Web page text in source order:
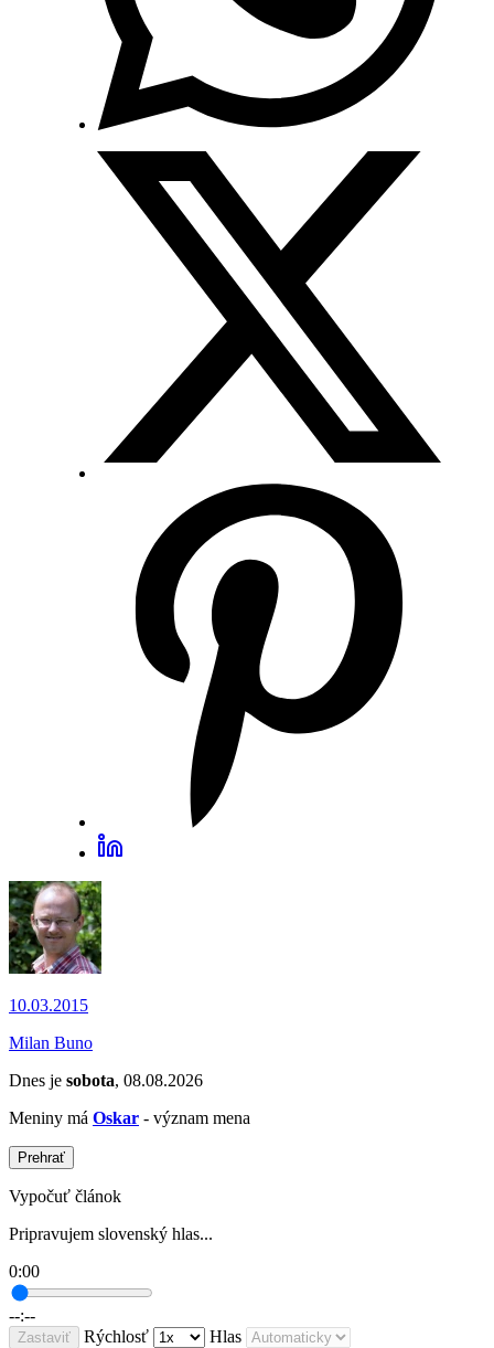
10.03.2015
Milan Buno
Dnes je sobota, 08.08.2026
Meniny má Oskar - význam mena
Prehrať
Vypočuť článok
Pripravujem slovenský hlas...
0:00
--:--
Zastaviť Rýchlosť
Hlas